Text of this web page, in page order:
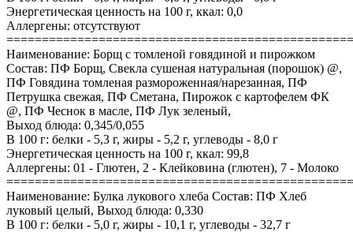
Энергетическая ценность на 100 г, ккал: 0,0
Аллергены: отсутствуют
Наименование: Борщ с томленой говядиной и пирожком
Состав: ПФ Борщ, Свекла сушеная натуральная (порошок) @,
ПФ Говядина томленая размороженная/нарезанная, ПФ
Петрушка свежая, ПФ Сметана, Пирожок с картофелем ФК
@, ПФ Чеснок в масле, ПФ Лук зеленый,
Выход блюда: 0,345/0,055
В 100 г: белки - 5,3 г, жиры - 5,2 г, углеводы - 8,0 г
Энергетическая ценность на 100 г, ккал: 99,8
Аллергены: 01 - Глютен, 2 - Клейковина (глютен), 7 - Молоко
Наименование: Булка лукового хлеба Состав: ПФ Хлеб
луковый целый, Выход блюда: 0,330
В 100 г: белки - 5,0 г, жиры - 10,1 г, углеводы - 32,7 г